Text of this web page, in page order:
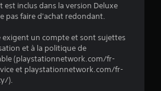
s
est inclus dans la version Deluxe
pas faire d'achat redondant.
exigent un compte et sont sujettes
et à la politique de
(playstationnetwork.com/fr-
et playstationnetwork.com/fr-
).